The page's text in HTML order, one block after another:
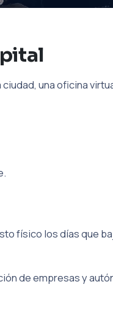
una oficina
físico los días que
de empresas y